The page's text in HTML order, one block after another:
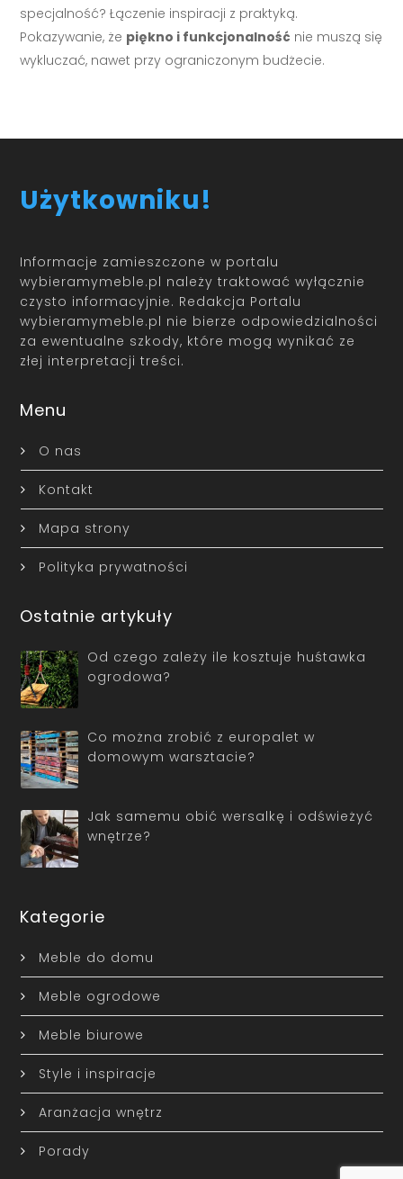
specjalność? Łączenie inspiracji z praktyką.
Pokazywanie, że piękno i funkcjonalność nie muszą się
wykluczać, nawet przy ograniczonym budżecie.
Użytkowniku!
Informacje zamieszczone w portalu
wybieramymeble.pl należy traktować wyłącznie
czysto informacyjnie. Redakcja Portalu
wybieramymeble.pl nie bierze odpowiedzialności
za ewentualne szkody, które mogą wynikać ze
złej interpretacji treści.
Menu
O nas
Kontakt
Mapa strony
Polityka prywatności
Ostatnie artykuły
Od czego zależy ile kosztuje huśtawka
ogrodowa?
Co można zrobić z europalet w
domowym warsztacie?
Jak samemu obić wersalkę i odświeżyć
wnętrze?
Kategorie
Meble do domu
Meble ogrodowe
Meble biurowe
Style i inspiracje
Aranżacja wnętrz
Porady